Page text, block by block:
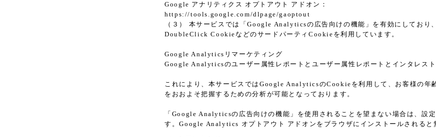
Google アナリティクス オプトアウト アドオン：
https://tools.google.com/dlpage/gaoptout
（３） 本サービスでは「Google Analyticsの広告向けの機能」を有効にしており
DoubleClick CookieなどのサードパーティCookieを利用しています。
Google Analyticsリマーケティング
Google Analyticsのユーザー属性レポートとユーザー属性レポートとインタレスト
これにより、本サービスではGoogle AnalyticsのCookieを利用して、お客様の年
をおおよそ把握するための分析が可能となっております。
「Google Analyticsの広告向けの機能」を使用されることを望まない場合は、設
す。Google Analytics オプトアウト アドオンをブラウザにインストールされると